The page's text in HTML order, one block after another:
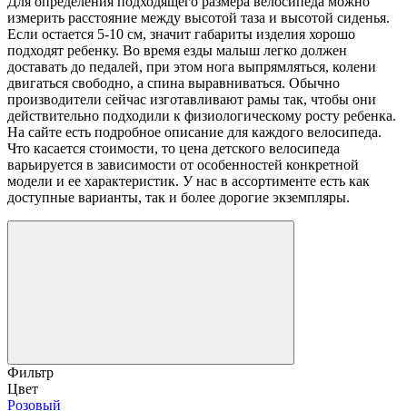
измерить расстояние между высотой таза и высотой сиденья.
Если остается 5-10 см, значит габариты изделия хорошо
подходят ребенку. Во время езды малыш легко должен
доставать до педалей, при этом нога выпрямляться, колени
двигаться свободно, а спина выравниваться. Обычно
производители сейчас изготавливают рамы так, чтобы они
действительно подходили к физиологическому росту ребенка.
На сайте есть подробное описание для каждого велосипеда.
Что касается стоимости, то цена детского велосипеда
варьируется в зависимости от особенностей конкретной
модели и ее характеристик. У нас в ассортименте есть как
доступные варианты, так и более дорогие экземпляры.
Фильтр
Цвет
Розовый